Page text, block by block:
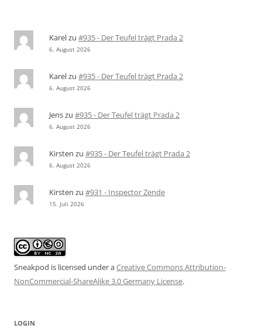
Karelzu #935 - Der Teufel trägt Prada 2
6. August 2026
Karelzu #935 - Der Teufel trägt Prada 2
6. August 2026
Jenszu #935 - Der Teufel trägt Prada 2
6. August 2026
Kirsten zu #935 - Der Teufel trägt Prada 2
6. August 2026
Kirsten zu #931 - Inspector Zende
15. Juli 2026
Sneakpod is licensed under aCreative Commons Attribution-
NonCommercial-ShareAlike 3.0 Germany License.
LOGIN